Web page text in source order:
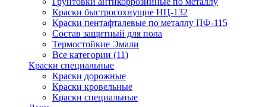
Краски быстросохнущие НЦ-132
Краски пентафталевые по металлу ПФ-115
Состав защитный для пола
Термостойкие Эмали
Все категории (11)
Краски специальные
Краски дорожные
Краски кровельные
Краски специальные